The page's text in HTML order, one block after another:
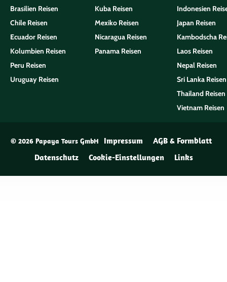
Brasilien Reisen
Chile Reisen
Ecuador Reisen
Kolumbien Reisen
Peru Reisen
Uruguay Reisen
Kuba Reisen
Mexiko Reisen
Nicaragua Reisen
Panama Reisen
Indonesien
Japan Reisen
Kambodscha
Laos Reisen
Nepal Reisen
Sri Lanka Reisen
Thailand Reisen
Vietnam Reisen
© 2026 Papaya Tours GmbH Impressum
AGB & Formblatt
Datenschutz
Cookie-Einstellungen Links